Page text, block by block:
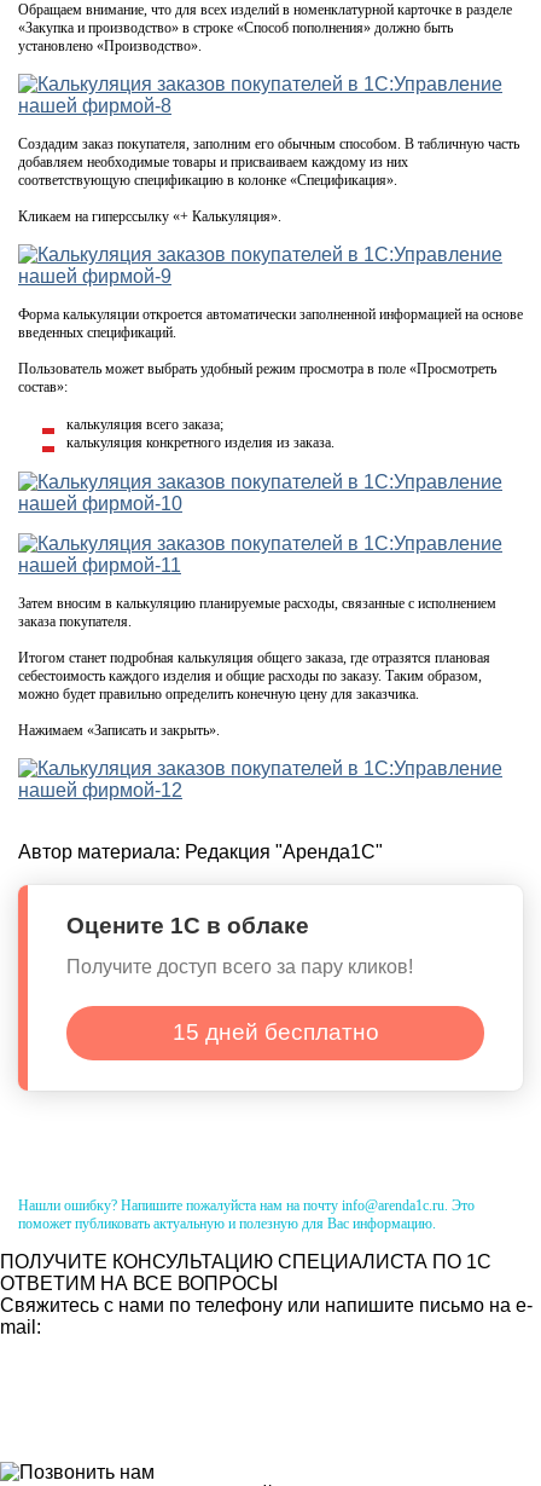
Обращаем внимание, что для всех изделий в номенклатурной карточке в разделе
«Закупка и производство» в строке «Способ пополнения» должно быть
установлено «Производство».
Создадим заказ покупателя, заполним его обычным способом. В табличную часть
добавляем необходимые товары и присваиваем каждому из них
соответствующую спецификацию в колонке «Спецификация».
Кликаем на гиперссылку «+ Калькуляция».
Форма калькуляции откроется автоматически заполненной информацией на основе
введенных спецификаций.
Пользователь может выбрать удобный режим просмотра в поле «Просмотреть
состав»:
калькуляция всего заказа;
калькуляция конкретного изделия из заказа.
Затем вносим в калькуляцию планируемые расходы, связанные с исполнением
заказа покупателя.
Итогом станет подробная калькуляция общего заказа, где отразятся плановая
себестоимость каждого изделия и общие расходы по заказу. Таким образом,
можно будет правильно определить конечную цену для заказчика.
Нажимаем «Записать и закрыть».
Автор материала: Редакция "Аренда1С"
Оцените 1С в облаке
Получите доступ всего за пару кликов!
15 дней бесплатно
Нашли ошибку? Напишите пожалуйста нам на почту info@arenda1c.ru. Это
поможет публиковать актуальную и полезную для Вас информацию.
ПОЛУЧИТЕ КОНСУЛЬТАЦИЮ СПЕЦИАЛИСТА ПО 1С
ОТВЕТИМ НА ВСЕ ВОПРОСЫ
Свяжитесь с нами по телефону или напишите письмо на e-
mail: